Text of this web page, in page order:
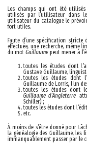
Les champs qui ont été
utilisés par l’utilisateur dans
utilisateur du catalogue le
fort utiles.
Faute d’une spécification
effectuée, une recherche, même
du mot Guillaume peut mener à
toutes les études dont
Gustave Guillaume,
toutes les études dont
Guillaume de Lorris, l’un
toutes les études dont
Guillaume d’Angleterre
Schiller) ;
toutes les études dont
etc.
À moins de s’être donné pour
la généalogie des Guillaume, les
immanquablement passer par le